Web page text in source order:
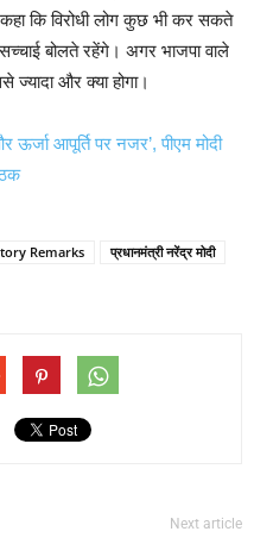
कि विरोधी लोग कुछ भी कर सकते
बोलते रहेंगे। अगर भाजपा वाले
ज्यादा और क्या होगा।
आपूर्ति पर नजर’, पीएम मोदी
Remarks
प्रधानमंत्री नरेंद्र मोदी
Next article